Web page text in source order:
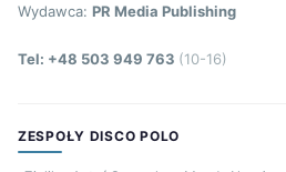
Wydawca: PR Media Publishing
Tel: +48 503 949 763 (10-16)
ZESPOŁY DISCO POLO